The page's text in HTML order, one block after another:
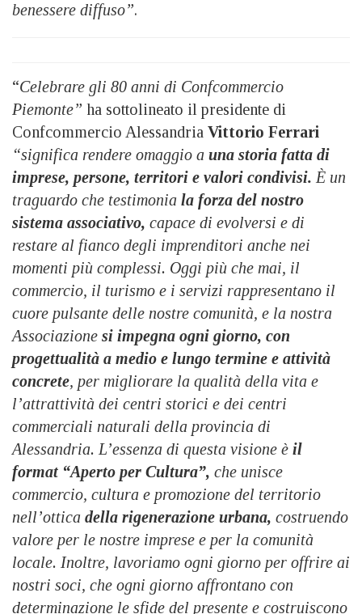
benessere diffuso”.
“Celebrare gli 80 anni di Confcommercio
Piemonte” ha sottolineato il presidente di
Confcommercio Alessandria Vittorio Ferrari
“significa rendere omaggio a una storia fatta di
imprese, persone, territori e valori condivisi. È un
traguardo che testimonia la forza del nostro
sistema associativo, capace di evolversi e di
restare al fianco degli imprenditori anche nei
momenti più complessi. Oggi più che mai, il
commercio, il turismo e i servizi rappresentano il
cuore pulsante delle nostre comunità, e la nostra
Associazione si impegna ogni giorno, con
progettualità a medio e lungo termine e attività
concrete, per migliorare la qualità della vita e
l’attrattività dei centri storici e dei centri
commerciali naturali della provincia di
Alessandria. L’essenza di questa visione è il
format “Aperto per Cultura”, che unisce
commercio, cultura e promozione del territorio
nell’ottica della rigenerazione urbana, costruendo
valore per le nostre imprese e per la comunità
locale. Inoltre, lavoriamo ogni giorno per offrire ai
nostri soci, che ogni giorno affrontano con
determinazione le sfide del presente e costruiscono